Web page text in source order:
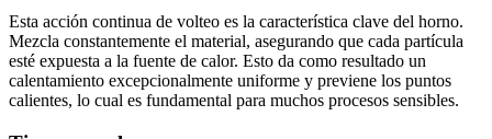
Esta acción continua de volteo es la característica clave del horno.
Mezcla constantemente el material, asegurando que cada partícula
esté expuesta a la fuente de calor. Esto da como resultado un
calentamiento excepcionalmente uniforme y previene los puntos
calientes, lo cual es fundamental para muchos procesos sensibles.